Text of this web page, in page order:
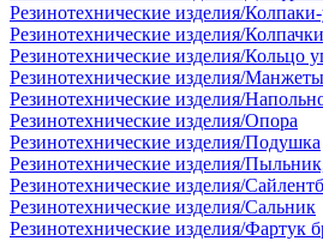
Резинотехнические изделия/
Резинотехнические изделия/
Резинотехнические изделия/Кольцо
Резинотехнические изделия/Манжеты
Резинотехнические изделия/
Резинотехнические изделия/Опора
Резинотехнические изделия/Подушка
Резинотехнические изделия/
Резинотехнические изделия/
Резинотехнические изделия/Сальник
Резинотехнические изделия/Фартук